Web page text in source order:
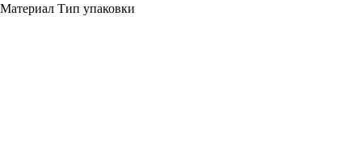
Материал Тип упаковки